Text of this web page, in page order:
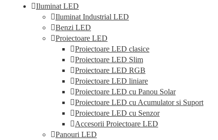
Iluminat LED
Iluminat Industrial LED
Benzi LED
Proiectoare LED
Proiectoare LED clasice
Proiectoare LED Slim
Proiectoare LED RGB
Proiectoare LED liniare
Proiectoare LED cu Panou Solar
Proiectoare LED cu Acumulator si Suport
Proiectoare LED cu Senzor
Accesorii Proiectoare LED
Panouri LED